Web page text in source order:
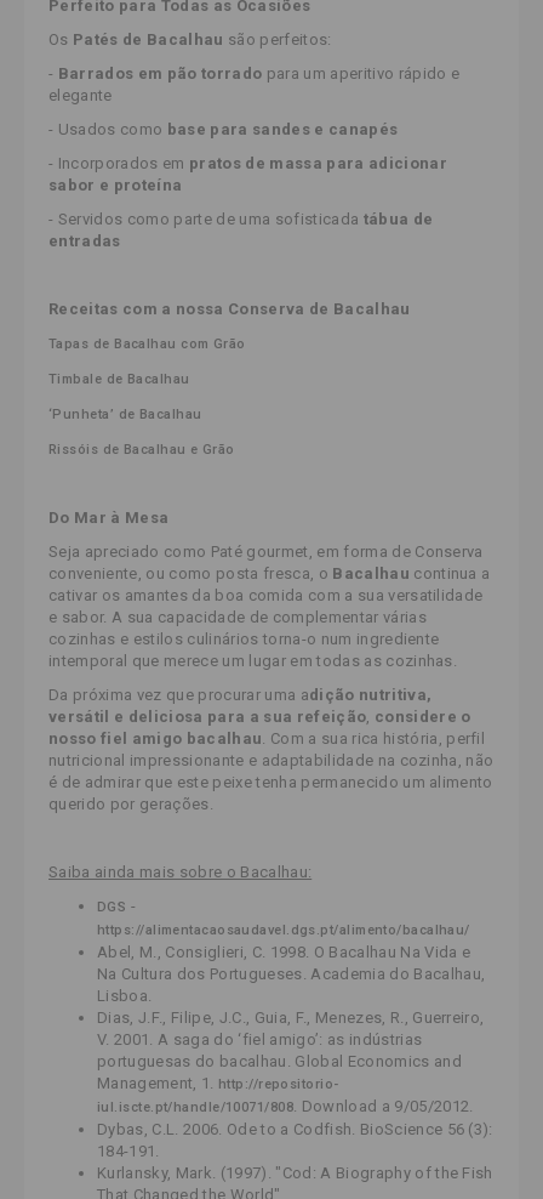
Perfeito para Todas as Ocasiões
Os Patés de Bacalhau são perfeitos:
- Barrados em pão torrado para um aperitivo rápido e
elegante
- Usados como base para sandes e canapés
- Incorporados em pratos de massa para adicionar
sabor e proteína
- Servidos como parte de uma sofisticada tábua de
entradas
Receitas com a nossa Conserva de Bacalhau
Tapas de Bacalhau com Grão
Timbale de Bacalhau
‘Punheta’ de Bacalhau
Rissóis de Bacalhau e Grão
Do Mar à Mesa
Seja apreciado como Paté gourmet, em forma de Conserva
conveniente, ou como posta fresca, o Bacalhau continua a
cativar os amantes da boa comida com a sua versatilidade
e sabor. A sua capacidade de complementar várias
cozinhas e estilos culinários torna-o num ingrediente
intemporal que merece um lugar em todas as cozinhas.
Da próxima vez que procurar uma adição nutritiva,
versátil e deliciosa para a sua refeição considere o
nosso fiel amigo bacalhau . Com a sua rica história, perfil
nutricional impressionante e adaptabilidade na cozinha, não
é de admirar que este peixe tenha permanecido um alimento
querido por gerações.
Saiba ainda mais sobre o Bacalhau:
DGS -
https://alimentacaosaudavel.dgs.pt/alimento/bacalhau/
Abel, M., Consiglieri, C. 1998. O Bacalhau Na Vida e
Na Cultura dos Portugueses. Academia do Bacalhau,
Lisboa.
Dias, J.F., Filipe, J.C., Guia, F., Menezes, R., Guerreiro,
V. 2001. A saga do ‘fiel amigo’: as indústrias
portuguesas do bacalhau. Global Economics and
Management, 1.
http://repositorio-
iul.iscte.pt/handle/10071/808 . Download a 9/05/2012.
Dybas, C.L. 2006. Ode to a Codfish. BioScience 56 (3):
184-191.
Kurlansky, Mark. (1997). "Cod: A Biography of the Fish
That Changed the World"